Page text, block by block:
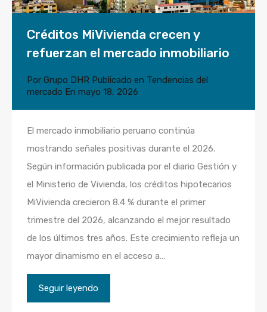
Créditos MiVivienda crecen y
refuerzan el mercado inmobiliario
Por Grupo DHR Publicado en Tendencias del
mercado En mayo 18, 2026
El mercado inmobiliario peruano continúa
mostrando señales positivas durante el 2026.
Según información publicada por el diario Gestión y
el Ministerio de Vivienda, los créditos hipotecarios
MiVivienda crecieron 8.4 % durante el primer
trimestre del 2026, alcanzando el mejor resultado
de los últimos tres años. Este crecimiento refleja un
mayor dinamismo en el acceso a…
Seguir leyendo